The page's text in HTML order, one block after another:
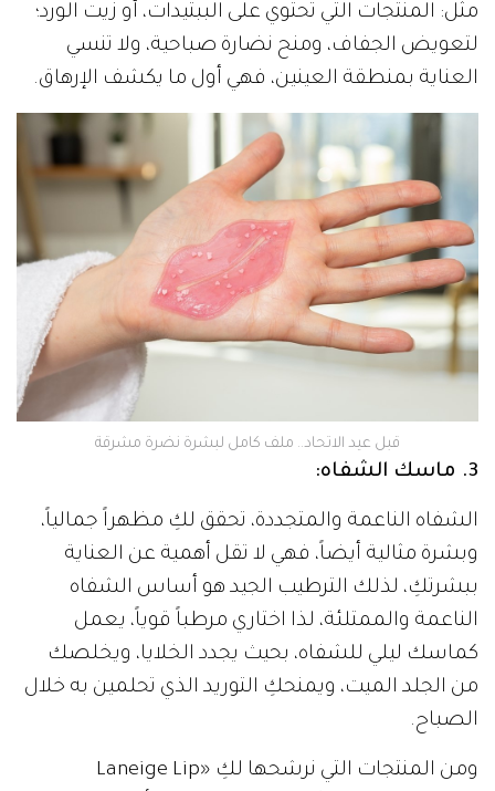
مثل: المنتجات التي تحتوي على الببتيدات، أو زيت الورد؛
لتعويض الجفاف، ومنح نضارة صباحية، ولا تنسي
العناية بمنطقة العينين، فهي أول ما يكشف الإرهاق.
قبل عيد الاتحاد.. ملف كامل لبشرة نضرة مشرقة
3. ماسك الشفاه:
الشفاه الناعمة والمتجددة، تحقق لكِ مظهراً جمالياً،
وبشرة مثالية أيضاً، فهي لا تقل أهمية عن العناية
ببشرتكِ، لذلك الترطيب الجيد هو أساس الشفاه
الناعمة والممتلئة، لذا اختاري مرطباً قوياً، يعمل
كماسك ليلي للشفاه، بحيث يجدد الخلايا، ويخلصك
من الجلد الميت، ويمنحكِ التوريد الذي تحلمين به خلال
الصباح.
ومن المنتجات التي نرشحها لكِ «Laneige Lip